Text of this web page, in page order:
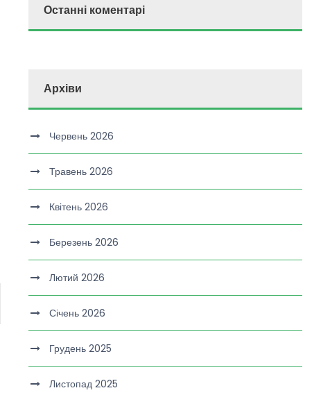
Останні коментарі
Архіви
Червень 2026
Травень 2026
Квітень 2026
Березень 2026
Лютий 2026
Січень 2026
Грудень 2025
Листопад 2025